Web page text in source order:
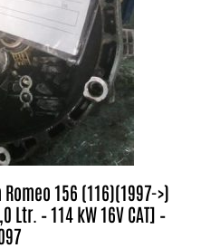
156 (116)(1997->)
– 114 kW 16V CAT] –